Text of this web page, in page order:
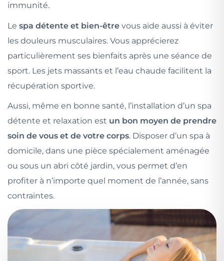
immunité.
Le spa détente et bien-être vous aide aussi à éviter
les douleurs musculaires. Vous apprécierez
particulièrement ses bienfaits après une séance de
sport. Les jets massants et l’eau chaude facilitent la
récupération sportive.
Aussi, même en bonne santé, l’installation d’un spa
détente et relaxation est un bon moyen de prendre
soin de vous et de votre corps. Disposer d’un spa à
domicile, dans une pièce spécialement aménagée
ou sous un abri côté jardin, vous permet d’en
profiter à n’importe quel moment de l’année, sans
contraintes.